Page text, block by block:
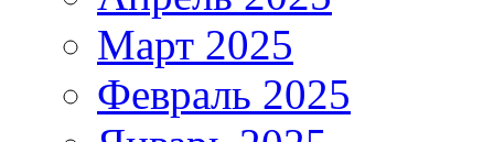
Март 2025
Февраль 2025